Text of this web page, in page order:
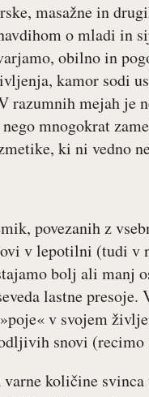
masažne in
o mladi in
obilno in
kamor sodi
razumnih mejah je
mnogokrat
ki ni vedno
povezanih z
v lepotilni (tudi v
bolj ali manj
lastne
v svojem
snovi (recimo
varne količine